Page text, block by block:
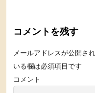
コメントを残す
メールアドレスが公開さ
いる欄は必須項目です
コメント